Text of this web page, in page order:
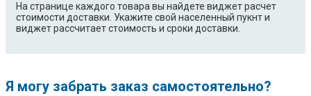
На странице каждого товара вы найдете виджет расчет
стоимости доставки. Укажите свой населенный пукнт и
виджет рассчитает стоимость и сроки доставки.
Я могу забрать заказ самостоятельно?